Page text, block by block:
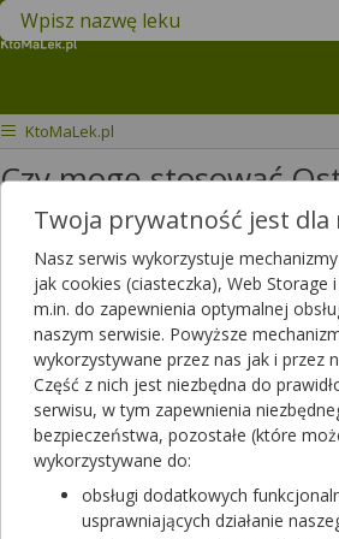
Znajdź lek w swojej okolicy
KtoMaLek.pl
Czy mogę stosować
moimi lekami?
Dzień dobry, Biorę
acard 75mg, bibloc
valsacor 80mg (pół
fluoxetin 20mg,
azalia. Zakupiłam
marki Ostrovit- czy z
lekami mogę brać
Nadmienię że mam
nadwagę. Dziękuję i
Twoja prywatność jest dla
Nasz serwis wykorzystuje
jak cookies (ciasteczka), Web Storage
m.in. do zapewnienia optymalnej
naszym serwisie. Powyższe
wykorzystywane przez nas jak i przez
Część z nich jest niezbędna do
serwisu, w tym zapewnienia
bezpieczeństwa, pozostałe (które
wykorzystywane do:
obsługi dodatkowych
usprawniających działanie